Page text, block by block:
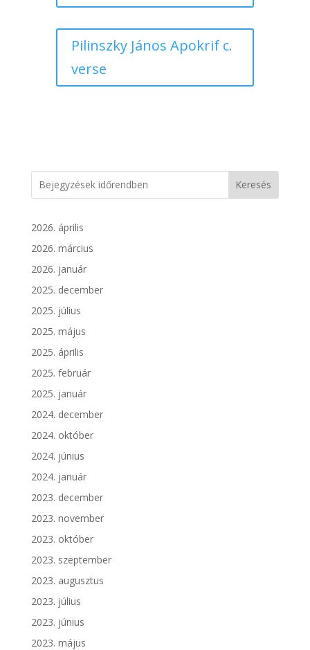
Pilinszky János Apokrif c.
verse
Keresés
2026. április
2026. március
2026. január
2025. december
2025. július
2025. május
2025. április
2025. február
2025. január
2024. december
2024. október
2024. június
2024. január
2023. december
2023. november
2023. október
2023. szeptember
2023. augusztus
2023. július
2023. június
2023. május